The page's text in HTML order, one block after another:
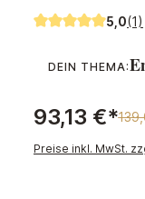
Durchschnittliche
5,0(1)
DEIN THEMA:
93,13 €*
Preise inkl. MwSt.